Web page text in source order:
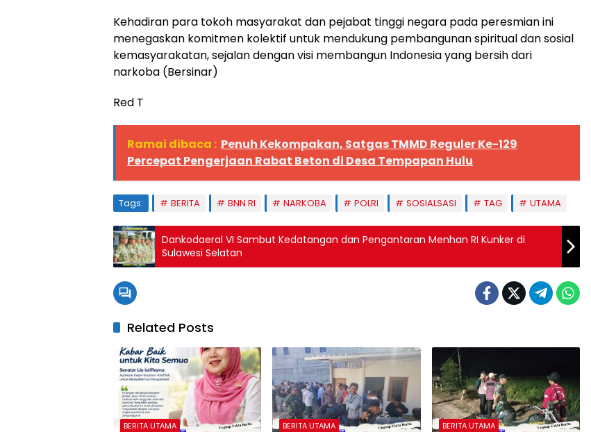
Kehadiran para tokoh masyarakat dan pejabat tinggi negara pada peresmian ini
menegaskan komitmen kolektif untuk mendukung pembangunan spiritual dan sosial
kemasyarakatan, sejalan dengan visi membangun Indonesia yang bersih dari
narkoba (Bersinar)
Red T
Ramai dibaca : Penuh Kekompakan, Satgas TMMD Reguler Ke-129
Percepat Pengerjaan Rabat Beton di Desa Tempapan Hulu
Tags: BERITA BNN RI NARKOBA POLRI SOSIALSASI TAG UTAMA
Dankodaeral VI Sambut Kedatangan dan Pengantaran Menhan RI Kunker di
Sulawesi Selatan
Related Posts
BERITA UTAMA BERITA UTAMA BERITA UTAMA